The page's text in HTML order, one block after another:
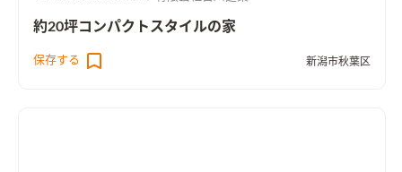
約20坪コンパクトスタイルの家
保存する 新潟市秋葉区